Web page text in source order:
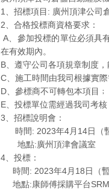
1
、招標項目 : 廣州頂津公司
2 、合格投標商資格要求：
A 、參加投標的單位必須
在有效期內。
B 、遵守公司各項規章制度
C 、施工時間由我司根據實
D 、參標商不可轉包本項目﹔
E 、投標單位需經過我司考
3 、招標說明會：
時間: 2023年4月 14日（
地點:廣州頂津會議室
4 、投標：
時間: 2023年4月 18日（
地點:康師傅採購平台SRM